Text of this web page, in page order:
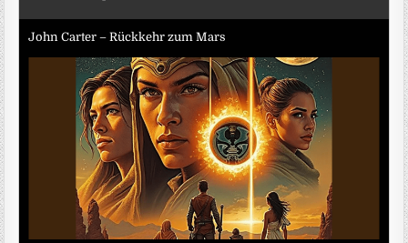
John Carter – Rückkehr zum Mars